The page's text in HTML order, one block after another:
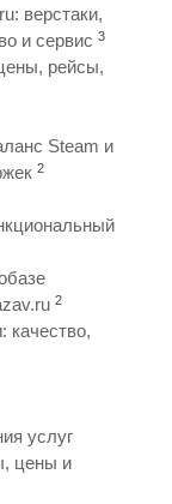
верстаки,
и сервис 3
рейсы,
Steam и
2
2
качество,
услуг
цены и